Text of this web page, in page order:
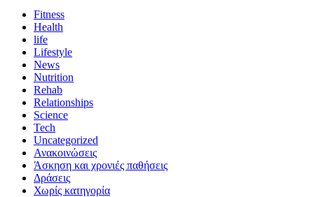
Fitness
Health
life
Lifestyle
News
Nutrition
Rehab
Relationships
Science
Tech
Uncategorized
Ανακοινώσεις
Άσκηση και χρονιές παθήσεις
Δράσεις
Χωρίς κατηγορία